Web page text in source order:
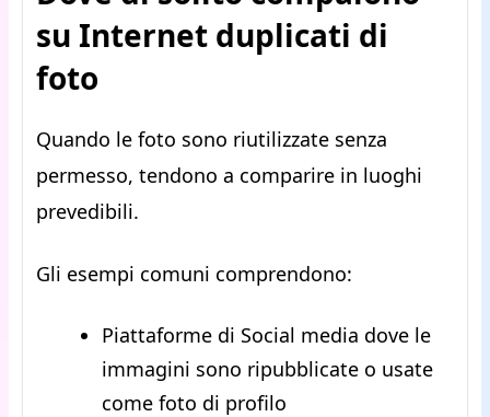
su Internet duplicati di
foto
Quando le foto sono riutilizzate senza
permesso, tendono a comparire in luoghi
prevedibili.
Gli esempi comuni comprendono:
Piattaforme di Social media dove le
immagini sono ripubblicate o usate
come foto di profilo